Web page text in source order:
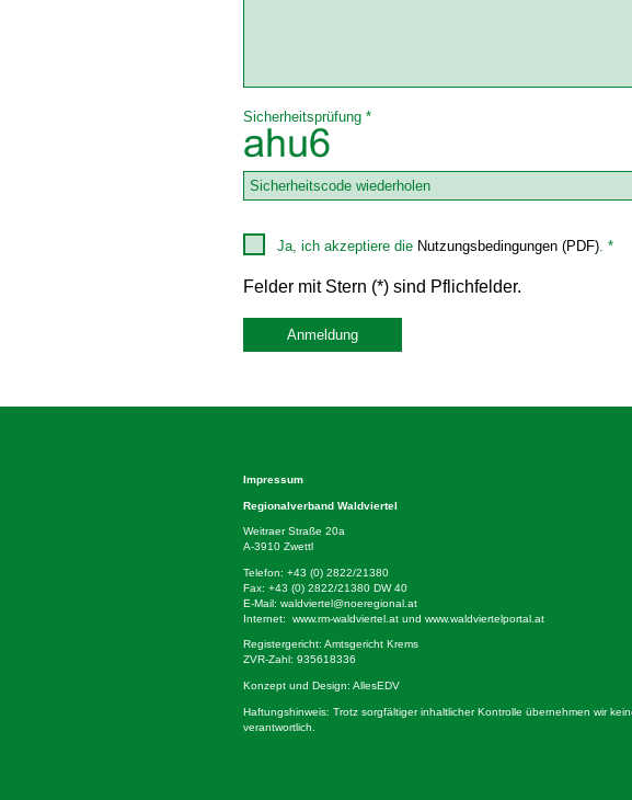
Sicherheitsprüfung *
Ja, ich akzeptiere die Nutzungsbedingungen (PDF). *
Felder mit Stern (*) sind Pflichfelder.
Anmeldung
Impressum
Regionalverband Waldviertel
Weitraer Straße 20a
A-3910 Zwettl
Telefon: +43 (0) 2822/21380
Fax: +43 (0) 2822/21380 DW 40
E-Mail: waldviertel@noeregional.at
Internet: www.rm-waldviertel.at und www.waldviertelportal.at
Registergericht: Amtsgericht Krems
ZVR-Zahl: 935618336
Konzept und Design: AllesEDV
Haftungshinweis: Trotz sorgfältiger inhaltlicher Kontrolle übernehmen wir
verantwortlich.